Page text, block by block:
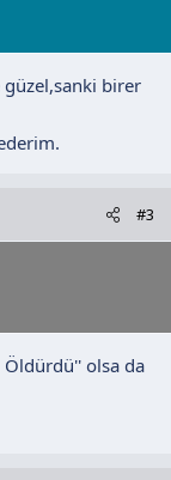
birer
#3
Öldürdü'' olsa da